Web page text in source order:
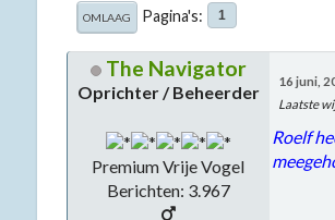
OMLAAG Pagina's 1
The Navigator
Oprichter / Beheerder
Premium Vrije Vogel
Berichten: 3.967
16 juni,
Laatste
Roelf